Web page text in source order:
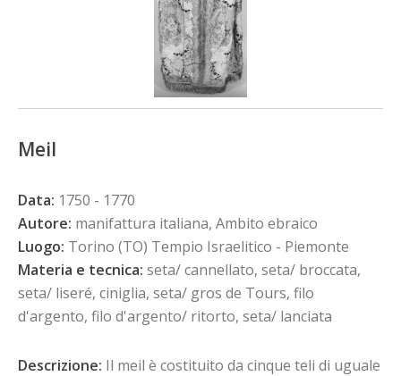
Meil
Data: 1750 - 1770
Autore: manifattura italiana, Ambito ebraico
Luogo: Torino (TO) Tempio Israelitico - Piemonte
Materia e tecnica: seta/ cannellato, seta/ broccata,
seta/ liseré, ciniglia, seta/ gros de Tours, filo
d'argento, filo d'argento/ ritorto, seta/ lanciata
Descrizione: Il meil è costituito da cinque teli di uguale